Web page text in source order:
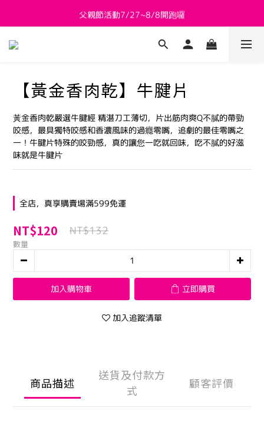
新會員送 $800購物金
父親節活動7/27~8/8開跑囉
新會員送 $800購物金
【黃金香肉乾】牛腱片
黃金香肉乾嚴選牛腱經 精湛刀工薄切，片出筋肉爽Q不膩的帶勁
咬感，最具獨特咬感和香濃風味的過癮零嘴，追劇的最佳零嘴之
一！牛腱片特殊的咬勁感，真的讓您一吃就回味，吃不膩的好滋
味就是牛腱片
全店，真享購賣場滿599免運
NT$120 NT$132
數量
加入購物車 立即購買
加入追蹤清單
商品描述
送貨及付款方
式
顧客評價